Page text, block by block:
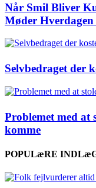
Når Smil Bliver
Møder Hverdagen
Selvbedraget der
Problemet med at
komme
POPULæRE